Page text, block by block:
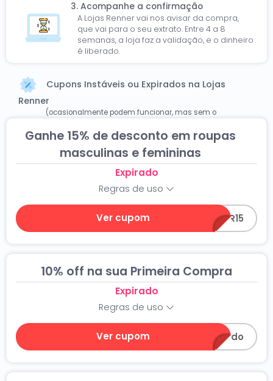
3. Acompanhe a confirmação
A Lojas Renner vai nos avisar da compra,
que vai para o seu extrato. Entre 4 a 8
semanas, a loja faz a validação, e o dinheiro
é liberado.
Cupons Instáveis ou Expirados na Lojas
Renner
(ocasionalmente podem funcionar, mas sem o
Ganhe 15% de desconto em roupas
masculinas e femininas
Expirado
Regras de uso
Ver cupom RENNER15
10% off na sua Primeira Compra
Expirado
Regras de uso
Ver cupom bemvindo